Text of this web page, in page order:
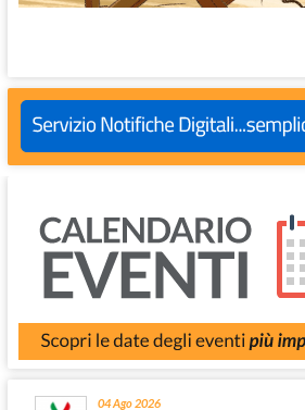
04 Ago 2026